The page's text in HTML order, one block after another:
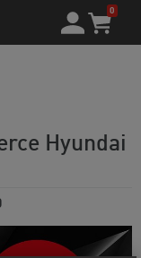
0
Hyundai